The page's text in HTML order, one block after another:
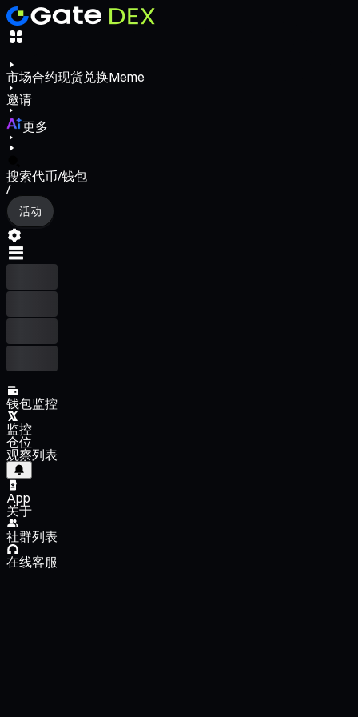
市场合约现货兑换Meme
邀请
更多
搜索代币/钱包
/
活动
钱包监控
监控
仓位
观察列表
App
关于
社群列表
在线客服